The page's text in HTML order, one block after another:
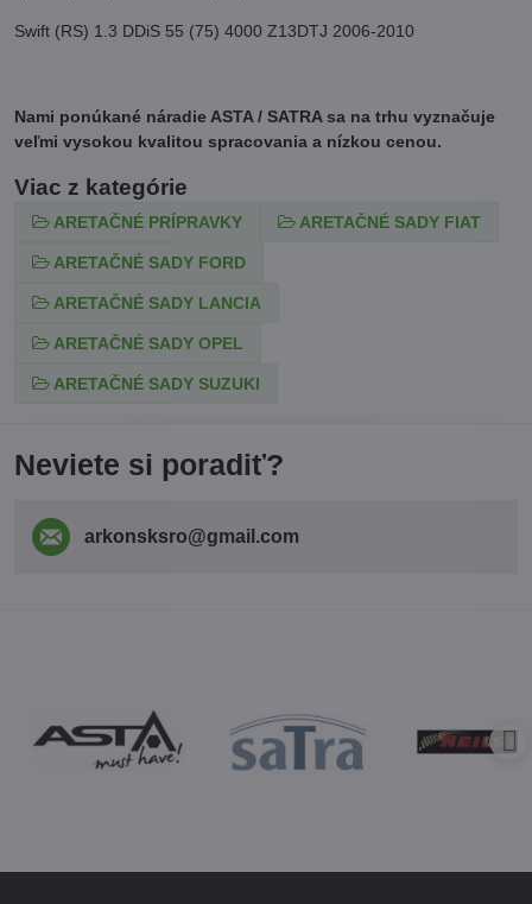
Swift (RS) 1.3 DDiS 55 (75) 4000 Z13DTJ 2006-2010
Nami ponúkané náradie ASTA / SATRA sa na trhu vyznačuje
veľmi vysokou kvalitou spracovania a nízkou cenou.
Viac z kategórie
ARETAČNÉ PRÍPRAVKY ARETAČNÉ SADY FIAT
ARETAČNÉ SADY FORD
ARETAČNÉ SADY LANCIA
ARETAČNÉ SADY OPEL
ARETAČNÉ SADY SUZUKI
Neviete si poradiť?
arkonsksro​@gmail​.com